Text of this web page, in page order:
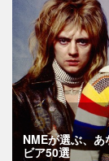
NMEが選ぶ、
ビア50選